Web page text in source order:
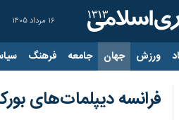
۱۶ مرداد ۱۴۰۵
ورزش جهان جامعه فرهنگ
فرانسه دیپلمات‌های